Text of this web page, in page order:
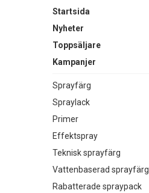
Startsida
Nyheter
Toppsäljare
Kampanjer
Sprayfärg
Spraylack
Primer
Effektspray
Teknisk sprayfärg
Vattenbaserad sprayfärg
Rabatterade spraypack